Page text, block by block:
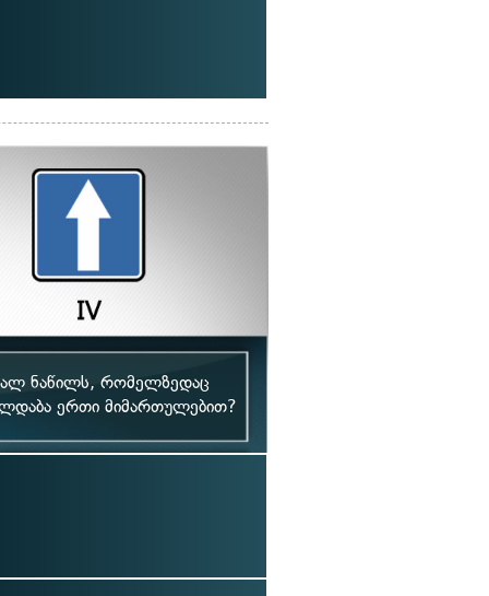
ნაწილს, რომელზედაც
ერთი მიმართულებით?